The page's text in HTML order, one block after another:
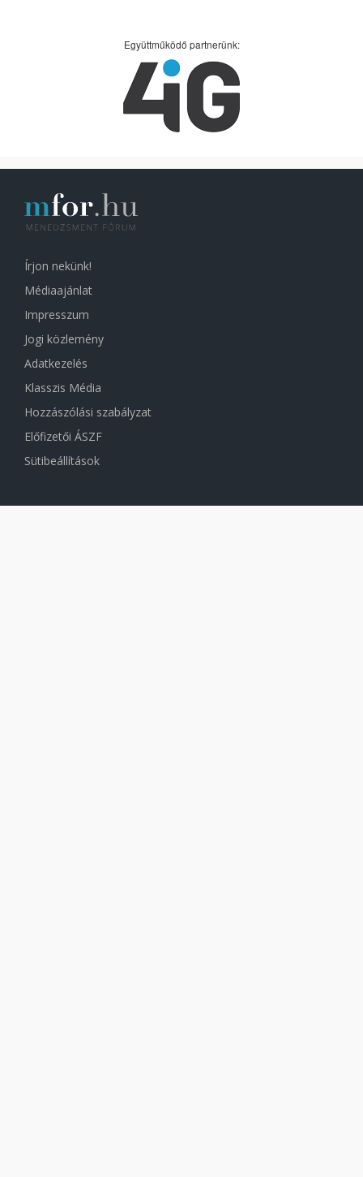
Együttműködő partnerünk:
Írjon nekünk!
Médiaajánlat
Impresszum
Jogi közlemény
Adatkezelés
Klasszis Média
Hozzászólási szabályzat
Előfizetői ÁSZF
Sütibeállítások